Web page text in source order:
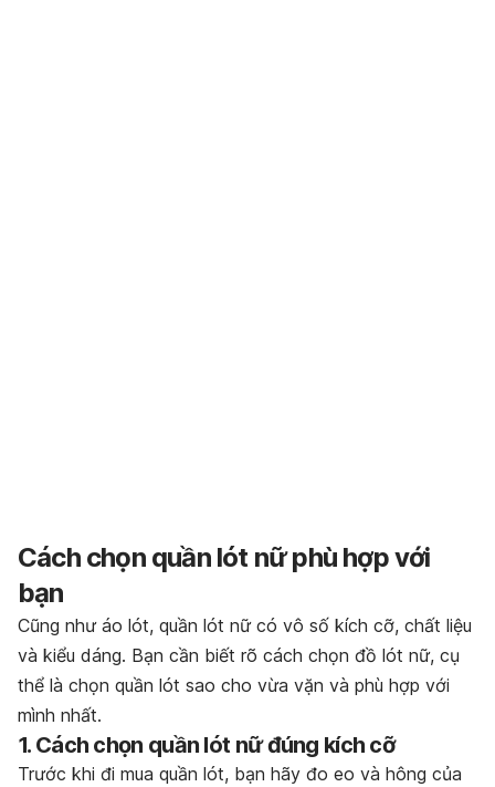
Cách chọn quần lót nữ phù hợp với
bạn
Cũng như áo lót, quần lót nữ có vô số kích cỡ, chất liệu
và kiểu dáng. Bạn cần biết rõ cách chọn đồ lót nữ, cụ
thể là chọn quần lót sao cho vừa vặn và phù hợp với
mình nhất.
1. Cách chọn quần lót nữ đúng kích cỡ
Trước khi đi mua quần lót, bạn hãy đo eo và hông của